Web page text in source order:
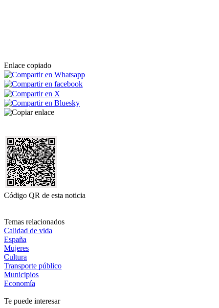
Enlace copiado
Código QR de esta noticia
Temas relacionados
Calidad de vida
España
Mujeres
Cultura
Transporte público
Municipios
Economía
Te puede interesar